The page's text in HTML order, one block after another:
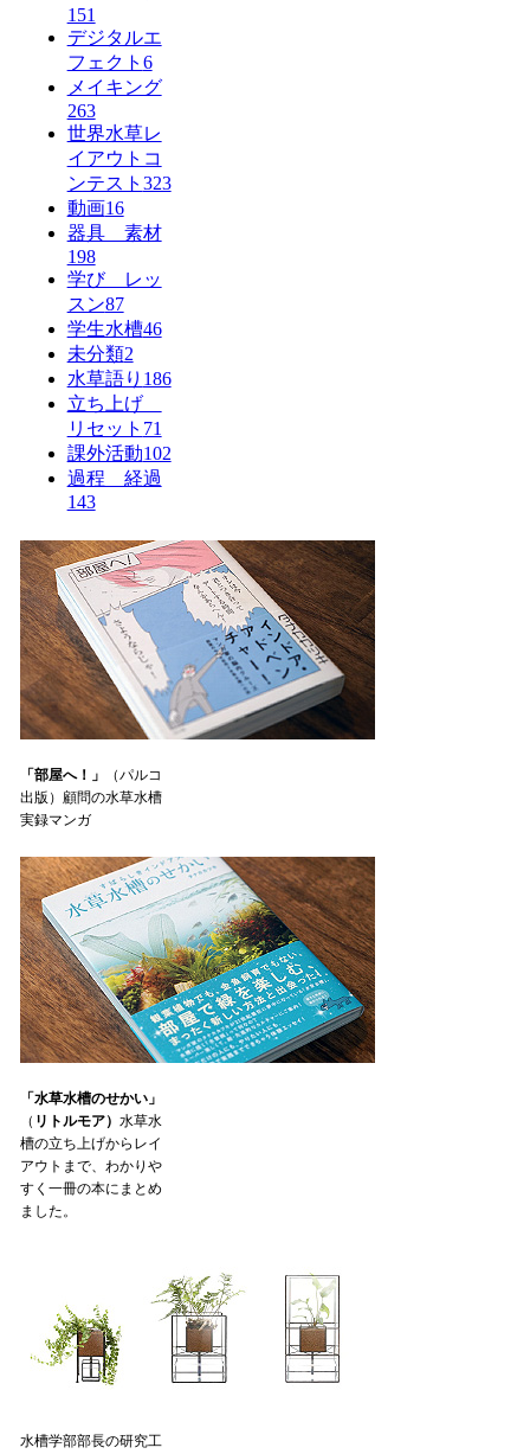
151
デジタルエ
フェクト 6
メイキング
263
世界水草レ
イアウトコ
ンテスト 323
動画16
器具 素材
198
学び レッ
スン87
学生水槽46
未分類2
水草語り 186
立ち上げ
リセット 71
課外活動102
過程 経過
143
「部屋へ！」
（パルコ
出版）顧問の水草水槽
実録マンガ
「水草水槽のせかい」
（ リトルモア） 水草水
槽の立ち上げからレイ
アウトまで、わかりや
すく一冊の本にまとめ
ました。
水槽学部部長の研究工